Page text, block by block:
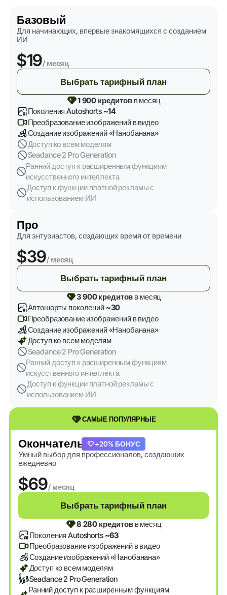
Базовый
Для начинающих, впервые знакомящихся с созданием
ИИ
$19/ месяц
Выбрать тарифный план
1 900 кредитовв месяц
Поколения Autoshorts ~14
Преобразование изображений в видео
Создание изображений «Нанобанана»
Доступ ко всем моделям
Seadance 2 Pro Generation
Ранний доступ к расширенным функциям
искусственного интеллекта
Доступ к функции платной рекламы с
использованием ИИ
Про
Для энтузиастов, создающих время от времени
$39/ месяц
Выбрать тарифный план
3 900 кредитов в месяц
Автошорты поколений ~30
Преобразование изображений в видео
Создание изображений «Нанобанана»
Доступ ко всем моделям
Seadance 2 Pro Generation
Ранний доступ к расширенным функциям
искусственного интеллекта
Доступ к функции платной рекламы с
использованием ИИ
САМЫЕ ПОПУЛЯРНЫЕ
Окончательный
Умный выбор для профессионалов, создающих
ежедневно
$69/ месяц
Выбрать тарифный план
+20% БОНУС
8 280 кредитовв месяц
Поколения Autoshorts ~63
Преобразование изображений в видео
Создание изображений «Нанобанана»
Доступ ко всем моделям
Seadance 2 Pro Generation
Ранний доступ к расширенным функциям